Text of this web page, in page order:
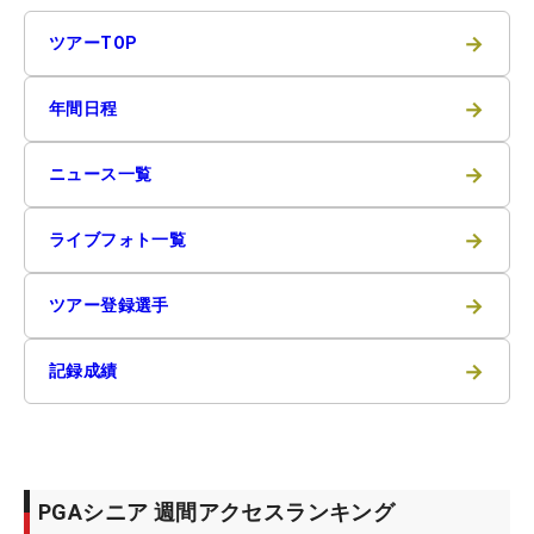
ツアーTOP →
年間日程 →
ニュース一覧 →
ライブフォト一覧 →
ツアー登録選手 →
記録成績 →
PGAシニア 週間アクセスランキング